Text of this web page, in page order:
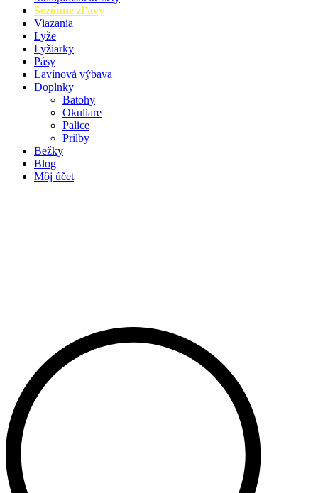
Sezónne zľavy
Viazania
Lyže
Lyžiarky
Pásy
Lavínová výbava
Doplnky
Batohy
Okuliare
Palice
Prilby
Bežky
Blog
Môj účet